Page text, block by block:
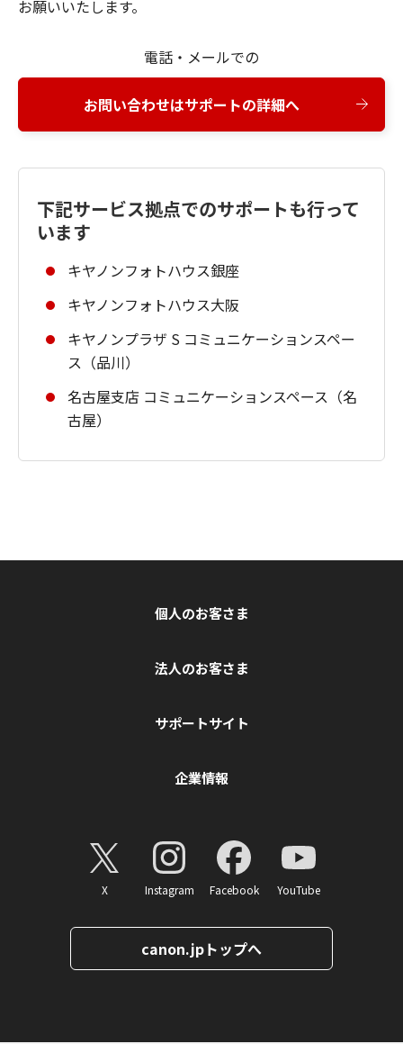
お願いいたします。
電話・メールでの
お問い合わせはサポートの詳細へ
下記サービス拠点でのサポートも行って
います
キヤノンフォトハウス銀座
キヤノンフォトハウス大阪
キヤノンプラザ S コミュニケーションスペー
ス（品川）
名古屋支店 コミュニケーションスペース（名
古屋）
個人のお客さま
法人のお客さま
サポートサイト
企業情報
X Instagram Facebook YouTube
canon.jpトップへ